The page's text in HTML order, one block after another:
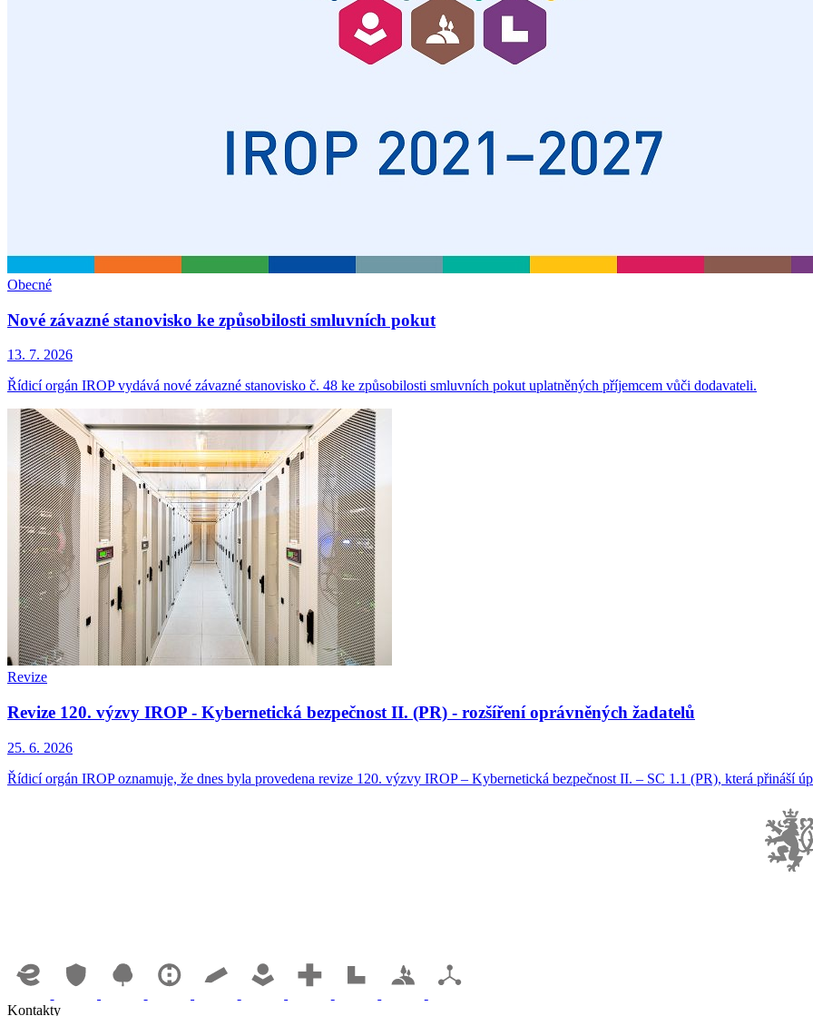
Obecné
Nové závazné stanovisko ke způsobilosti smluvních pokut
13. 7. 2026
Řídicí orgán IROP vydává nové závazné stanovisko č. 48 ke způsobilosti smluvních pokut uplatněných příjemcem vůči dodavateli.
Revize
Revize 120. výzvy IROP - Kybernetická bezpečnost II. (PR) - rozšíření oprávněných žadatelů
25. 6. 2026
Řídicí orgán IROP oznamuje, že dnes byla provedena revize 120. výzvy IROP – Kybernetická bezpečnost II. – SC 1.1 (PR), která přináší
Kontakty